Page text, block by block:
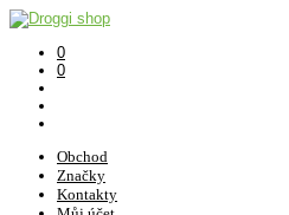
0
0
Obchod
Značky
Kontakty